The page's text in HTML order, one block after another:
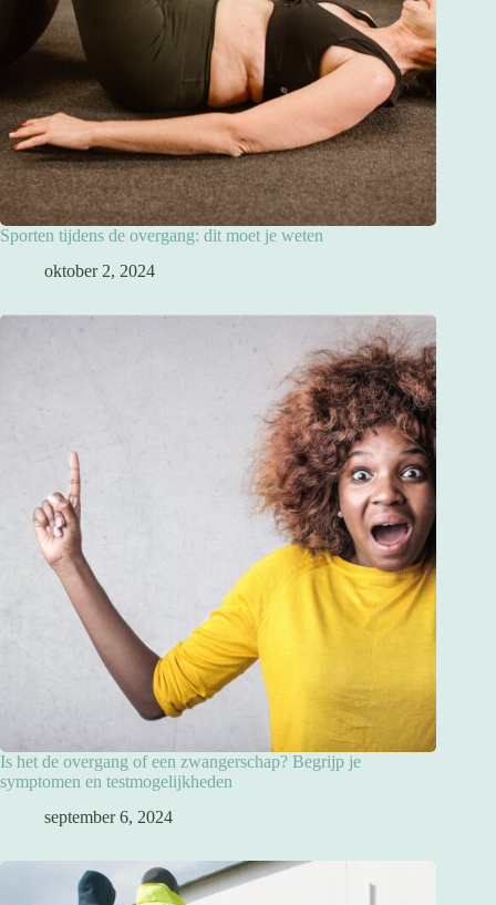
Sporten tijdens de overgang: dit moet je weten
oktober 2, 2024
Is het de overgang of een zwangerschap? Begrijp je
symptomen en testmogelijkheden
september 6, 2024